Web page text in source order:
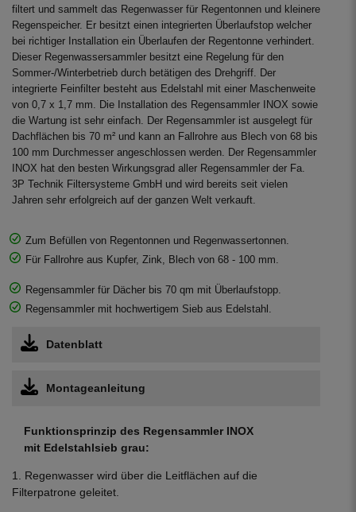
filtert und sammelt das Regenwasser für Regentonnen und kleinere
Regenspeicher. Er besitzt einen integrierten Überlaufstop welcher
bei richtiger Installation ein Überlaufen der Regentonne verhindert.
Dieser Regenwassersammler besitzt eine Regelung für den
Sommer-/Winterbetrieb durch betätigen des Drehgriff. Der
integrierte Feinfilter besteht aus Edelstahl mit einer Maschenweite
von 0,7 x 1,7 mm. Die Installation des Regensammler INOX sowie
die Wartung ist sehr einfach. Der Regensammler ist ausgelegt für
Dachflächen bis 70 m² und kann an Fallrohre aus Blech von 68 bis
100 mm Durchmesser angeschlossen werden. Der Regensammler
INOX hat den besten Wirkungsgrad aller Regensammler der Fa.
3P Technik Filtersysteme GmbH und wird bereits seit vielen
Jahren sehr erfolgreich auf der ganzen Welt verkauft.
Zum Befüllen von Regentonnen und Regenwassertonnen.
Für Fallrohre aus Kupfer, Zink, Blech von 68 - 100 mm.
Regensammler für Dächer bis 70 qm mit Überlaufstopp.
Regensammler mit hochwertigem Sieb aus Edelstahl.
Datenblatt
Montageanleitung
Funktionsprinzip des Regensammler INOX
mit Edelstahlsieb grau:
1. Regenwasser wird über die Leitflächen auf die
Filterpatrone geleitet.